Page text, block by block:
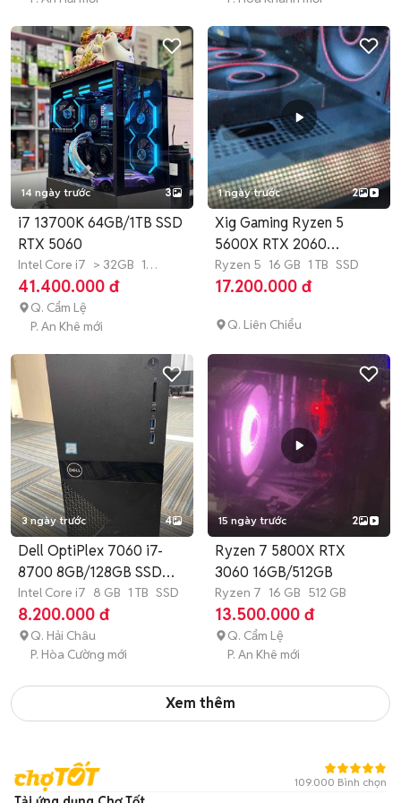
14 ngày trước 3
i7 13700K 64GB/1TB SSD
RTX 5060
Intel Core i7 > 32GB 1
TB
SSD
41.400.000 đ
Q. Cẩm Lệ
P. An Khê mới
1 ngày trước 2
Xig Gaming Ryzen 5
5600X RTX 2060
16GB/1000G
Ryzen 5 16 GB 1 TB SSD
17.200.000 đ
Q. Liên Chiểu
3 ngày trước 4
Dell OptiPlex 7060 i7-
8700 8GB/128GB SSD
1TB Đen
Intel Core i7 8 GB 1 TB SSD
8.200.000 đ
Q. Hải Châu
P. Hòa Cường mới
15 ngày trước 2
Ryzen 7 5800X RTX
3060 16GB/512GB
Ryzen 7 16 GB 512 GB
13.500.000 đ
Q. Cẩm Lệ
P. An Khê mới
Xem thêm
109.000 Bình chọn